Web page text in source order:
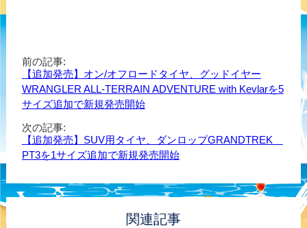
前の記事:
【追加発売】オン/オフロードタイヤ、グッドイヤー
WRANGLER ALL-TERRAIN ADVENTURE with Kevlarを5
サイズ追加で新規発売開始
次の記事:
【追加発売】SUV用タイヤ、ダンロップGRANDTREK
PT3を1サイズ追加で新規発売開始
関連記事